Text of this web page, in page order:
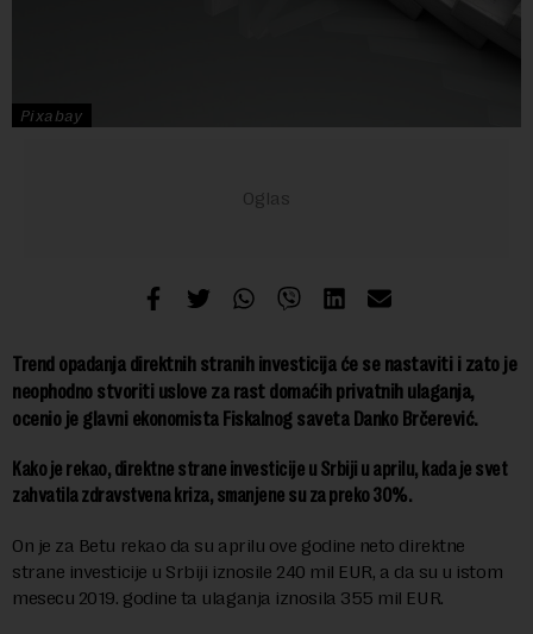
Pixabay
Trend opadanja direktnih stranih investicija će se nastaviti i zato je
neophodno stvoriti uslove za rast domaćih privatnih ulaganja,
ocenio je glavni ekonomista Fiskalnog saveta Danko Brčerević.
Kako je rekao, direktne strane investicije u Srbiji u aprilu, kada je svet
zahvatila zdravstvena kriza, smanjene su za preko 30%.
On je za Betu rekao da su aprilu ove godine neto direktne
strane investicije u Srbiji iznosile 240 mil EUR, a da su u istom
mesecu 2019. godine ta ulaganja iznosila 355 mil EUR.